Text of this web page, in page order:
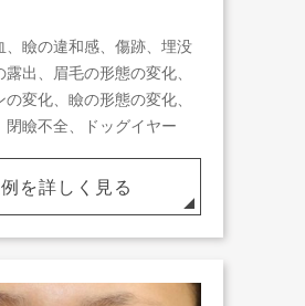
、瞼の違和感、傷跡、埋没
露出、眉毛の形態の変化、
の変化、瞼の形態の変化、
閉瞼不全、ドッグイヤー
を詳しく見る